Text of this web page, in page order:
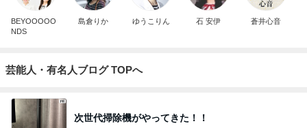
BEYOOOOO
NDS
島倉りか ゆうこりん 石 安伊 蒼井心音
芸能人・有名人ブログ TOPへ
次世代掃除機がやってきた！！